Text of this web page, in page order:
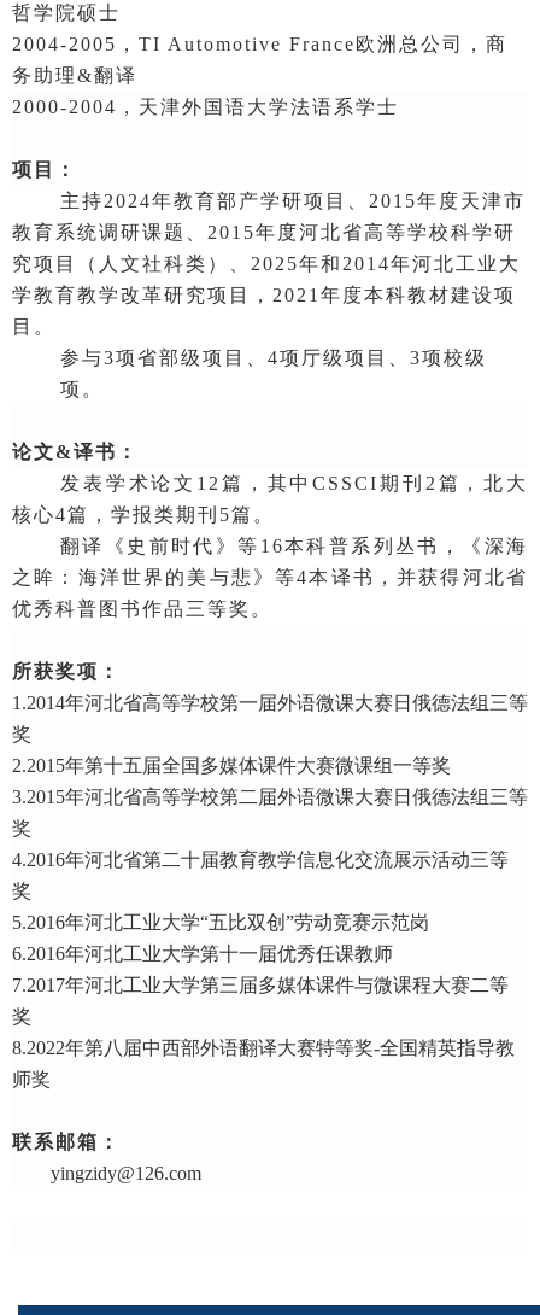
哲学院硕士
2004-2005， TI Automotive France欧洲总公司，商
务助理&翻译
2000-2004，天津外国语大学法语系学士
项目：
主持2024年教育部产学研项目、2015年度天津市
教育系统调研课题、2015年度河北省高等学校科学研
究项目（人文社科类）、2025年和2014年河北工业大
学教育教学改革研究项目，2021年度本科教材建设项
目。
参与3项省部级项目、4项厅级项目、3项校级
项。
论文&译书 ：
发表学术论文 12 篇，其中CSSCI期刊 2 篇，北大
核心4篇，学报类期刊 5篇 。
翻译《史前时代》等 16本科普系列丛书，《深海
之眸：海洋世界的美与悲》等4本译书，并获得河北省
优秀科普图书作品三等奖。
所获奖项 ：
1.2014年河北省高等学校第一届外语微课大赛日俄德法组三等
奖
2.2015年第十五届全国多媒体课件大赛微课组一等奖
3.2015年河北省高等学校第二届外语微课大赛日俄德法组三等
奖
4.2016年河北省第二十届教育教学信息化交流展示活动三等
奖
5.2016年河北工业大学“五比双创”劳动竞赛示范岗
6.2016年河北工业大学第十一届优秀任课教师
7.2017年河北工业大学第三届多媒体课件与微课程大赛二等
奖
8.2022年第八届中西部外语翻译大赛特等奖-全国精英指导教
师奖
联系邮箱：
yingzidy@126.com